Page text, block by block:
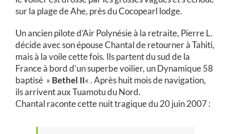
sur la plage de Ahe, près du Cocopearl lodge.
Un ancien pilote d’Air Polynésie à la retraite, Pierre L.
décide avec son épouse Chantal de retourner à Tahiti,
mais à la voile cette fois. Ils partent du sud de la
France à bord d’un superbe voilier, un Dynamique 58
baptisé » Bethel II« . Après huit mois de navigation,
ils arrivent aux Tuamotu du Nord.
Chantal raconte cette nuit tragique du 20 juin 2007 :